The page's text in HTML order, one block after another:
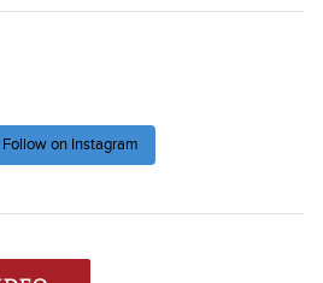
Follow on Instagram